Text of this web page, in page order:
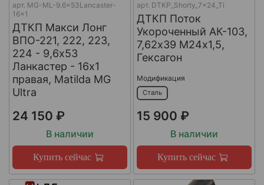
арт. MG-ML-9.6x53Lancaster-
16x1
ДТКП Макси Лонг
ВПО-221, 222, 223,
224 - 9,6x53
Ланкастер - 16x1
правая, Matilda MG
Ultra
24 150 ₽
В наличии
Купить сейчас
арт. DTKP_Shorty_7x24_Ti
ДТКП Поток
Укороченный АК-103,
7,62х39 М24х1,5,
Гексагон
Модификация
Сталь
15 900 ₽
В наличии
Купить сейчас